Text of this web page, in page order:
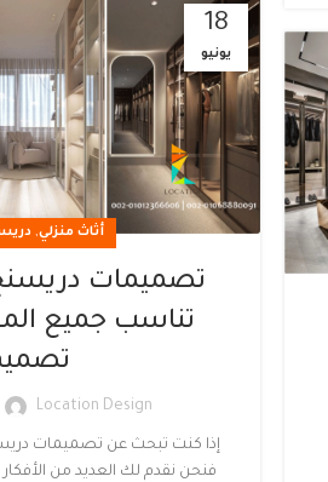
18
يونيو
أثاث منزلي,
تصميمات
Location Design
إذا كنت تبحث عن تصميمات
فنحن نقدم لك العديد من